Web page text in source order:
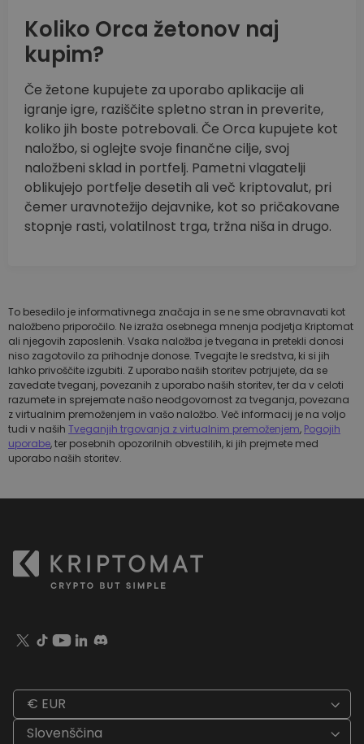
Koliko Orca žetonov naj
kupim?
Če žetone kupujete za uporabo aplikacije ali
igranje igre, raziščite spletno stran in preverite,
koliko jih boste potrebovali. Če Orca kupujete kot
naložbo, si oglejte svoje finančne cilje, svoj
naložbeni sklad in portfelj. Pametni vlagatelji
oblikujejo portfelje desetih ali več kriptovalut, pri
čemer uravnotežijo dejavnike, kot so pričakovane
stopnje rasti, volatilnost trga, tržna niša in drugo.
To besedilo je informativnega značaja in se ne sme obravnavati kot
naložbeno priporočilo. Ne izraža osebnega mnenja podjetja Kriptomat
ali njegovih zaposlenih. Vsaka naložba je tvegana in pretekli donosi
niso zagotovilo za prihodnje donose. Tvegajte le sredstva, ki si jih
lahko privoščite izgubiti. Z uporabo naših storitev potrjujete, da se
zavedate tveganj, povezanih z uporabo naših storitev, ter da v celoti
razumete in sprejemate našo neodgovornost za tveganja, povezana
z virtualnim premoženjem in vašo naložbo. Več informacij je na voljo
tudi v naših Tveganjih trgovanja z virtualnim premoženjem, Pogojih
uporabe, ter posebnih opozorilnih obvestilih, ki jih prejmete med
uporabo naših storitev.
€ EUR
Slovenščina